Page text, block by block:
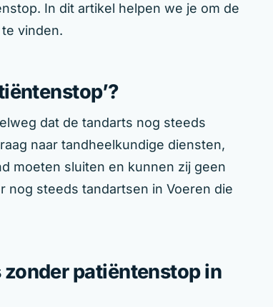
In dit artikel helpen we je om de
vinden.
dat de tandarts nog steeds
naar tandheelkundige diensten,
moeten sluiten en kunnen zij geen
nog steeds tandartsen in Voeren die
patiëntenstop in